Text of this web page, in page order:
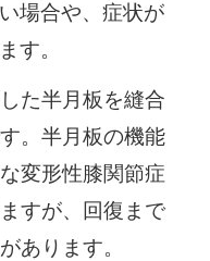
場合や、症状が
す。
た半月板を縫合
。半月板の機能
変形性膝関節症
すが、回復まで
あります。